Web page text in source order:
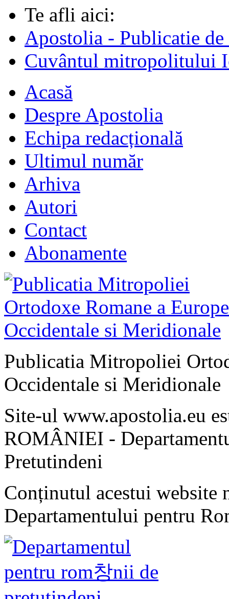
Te afli aici:
Apostolia - Publicatie
Cuvântul mitropolitului
Acasă
Despre Apostolia
Echipa redacțională
Ultimul număr
Arhiva
Autori
Contact
Abonamente
Publicatia Mitropoliei
Occidentale si Meridionale
Site-ul www.apostolia.eu
ROMÂNIEI -
Pretutindeni
Conținutul acestui website
Departamentului pentru